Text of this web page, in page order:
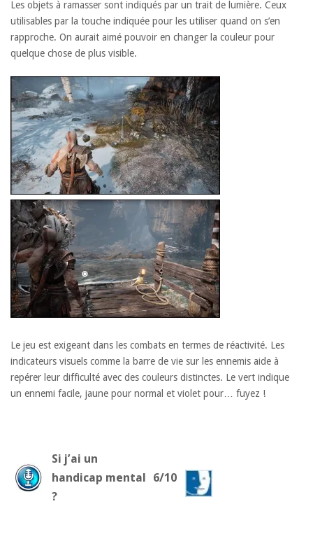
Les objets à ramasser sont indiqués par un trait de lumière. Ceux
utilisables par la touche indiquée pour les utiliser quand on s’en
rapproche. On aurait aimé pouvoir en changer la couleur pour
quelque chose de plus visible.
Le jeu est exigeant dans les combats en termes de réactivité. Les
indicateurs visuels comme la barre de vie sur les ennemis aide à
repérer leur difficulté avec des couleurs distinctes. Le vert indique
un ennemi facile, jaune pour normal et violet pour… fuyez !
Si j’ai un
handicap mental
?
6/10